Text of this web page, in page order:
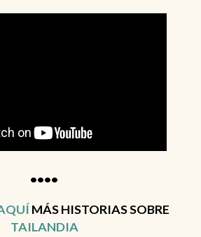
••••
MÁS HISTORIAS SOBRE
TAILANDIA